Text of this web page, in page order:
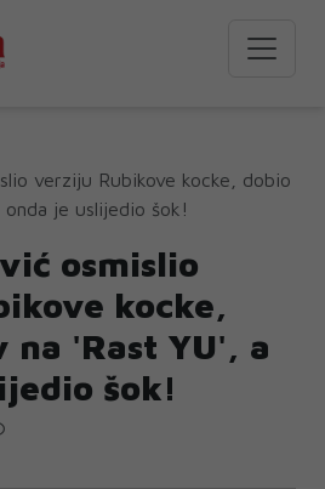
verziju Rubikove kocke, dobio
je uslijedio šok!
osmislio
kocke,
na 'Rast YU', a
šok!